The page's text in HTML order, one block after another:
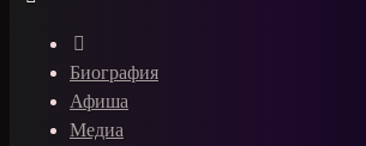
Биография
Афиша
Медиа